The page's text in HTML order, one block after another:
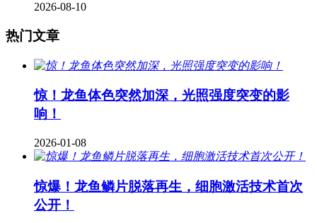
2026-08-10
热门文章
惊！龙鱼体色突然加深，光照强度突变的影
响！
2026-01-08
惊爆！龙鱼鳞片脱落再生，细胞激活技术首次
公开！